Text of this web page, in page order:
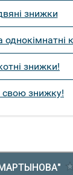
знижки
однокімнатні
знижки!
знижку!